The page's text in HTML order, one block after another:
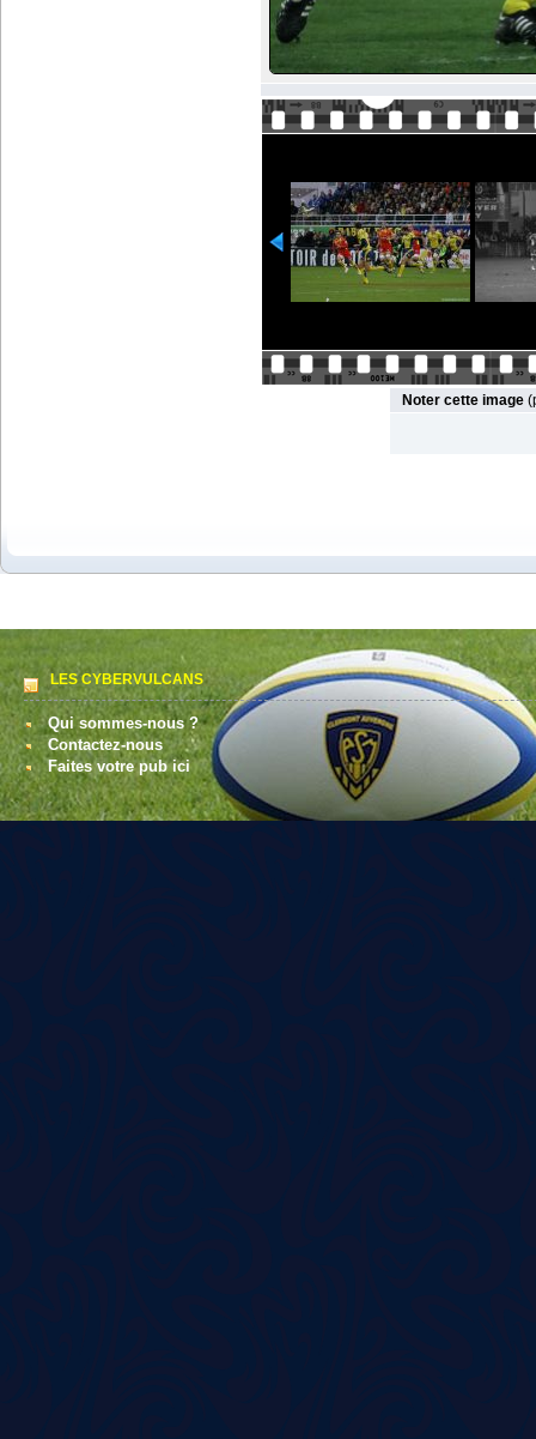
Noter cette image
LES CYBERVULCANS
Qui sommes-nous ?
Contactez-nous
Faites votre pub ici